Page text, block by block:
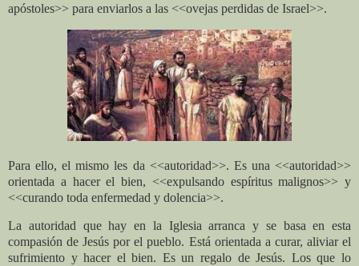
apóstoles>> para enviarlos a las <<ovejas perdidas de Israel>>.
Para ello, el mismo les da <<autoridad>>. Es una <<autoridad>>
orientada a hacer el bien, <<expulsando espíritus malignos>> y
<<curando toda enfermedad y dolencia>>.
La autoridad que hay en la Iglesia arranca y se basa en esta
compasión de Jesús por el pueblo. Está orientada a curar, aliviar el
sufrimiento y hacer el bien. Es un regalo de Jesús. Los que lo